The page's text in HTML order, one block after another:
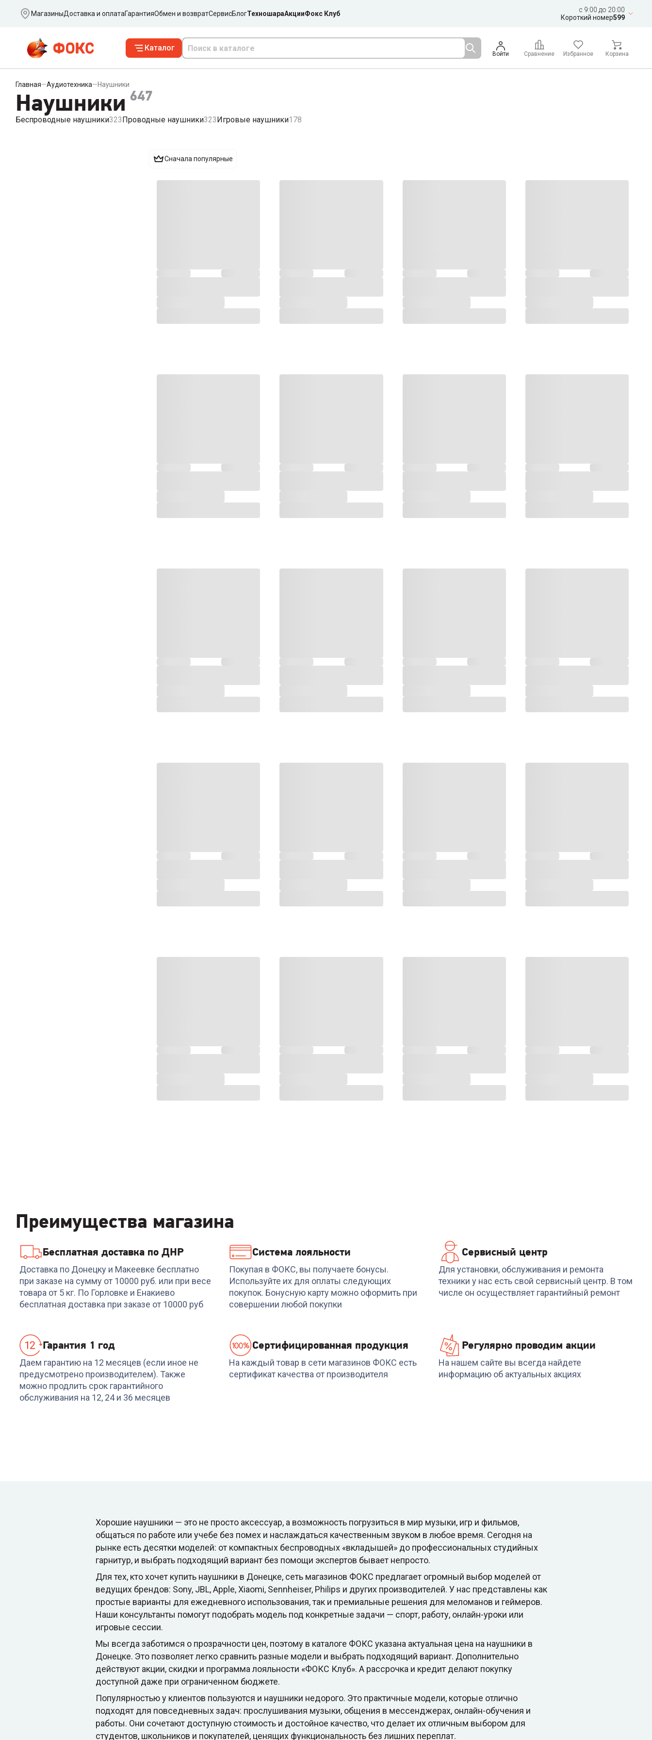
Ваш город
МагазиныДоставка и оплатаГарантияОбмен и возвратСервисБлогТехношараАкцииФокс Клуб
c 9:00 до 20:00
Короткий номер599
Каталог
Войти Сравнение Избранное Корзина
Главная—Аудиотехника—Наушники
Наушники 647
Беспроводные наушники323Проводные наушники323Игровые наушники178
Сначала популярные
Преимущества магазина
Бесплатная доставка по ДНР
Доставка по Донецку и Макеевке бесплатно
при заказе на сумму от 10000 руб. или при весе
товара от 5 кг. По Горловке и Енакиево
бесплатная доставка при заказе от 10000 руб
Система лояльности
Покупая в ФОКС, вы получаете бонусы.
Используйте их для оплаты следующих
покупок. Бонусную карту можно оформить при
совершении любой покупки
Сервисный центр
Для установки, обслуживания и ремонта
техники у нас есть свой сервисный центр. В том
числе он осуществляет гарантийный ремонт
Гарантия 1 год
Даем гарантию на 12 месяцев (если иное не
предусмотрено производителем). Также
можно продлить срок гарантийного
обслуживания на 12, 24 и 36 месяцев
Cертифицированная продукция
На каждый товар в сети магазинов ФОКС есть
сертификат качества от производителя
Регулярно проводим акции
На нашем сайте вы всегда найдете
информацию об актуальных акциях
Хорошие наушники — это не просто аксессуар, а возможность погрузиться в мир музыки, игр и фильмов,
общаться по работе или учебе без помех и наслаждаться качественным звуком в любое время. Сегодня на
рынке есть десятки моделей: от компактных беспроводных «вкладышей» до профессиональных студийных
гарнитур, и выбрать подходящий вариант без помощи экспертов бывает непросто.
Для тех, кто хочет купить наушники в Донецке, сеть магазинов ФОКС предлагает огромный выбор моделей от
ведущих брендов: Sony, JBL, Apple, Xiaomi, Sennheiser, Philips и других производителей. У нас представлены как
простые варианты для ежедневного использования, так и премиальные решения для меломанов и геймеров.
Наши консультанты помогут подобрать модель под конкретные задачи — спорт, работу, онлайн-уроки или
игровые сессии.
Мы всегда заботимся о прозрачности цен, поэтому в каталоге ФОКС указана актуальная цена на наушники в
Донецке. Это позволяет легко сравнить разные модели и выбрать подходящий вариант. Дополнительно
действуют акции, скидки и программа лояльности «ФОКС Клуб». А рассрочка и кредит делают покупку
доступной даже при ограниченном бюджете.
Популярностью у клиентов пользуются и наушники недорого. Это практичные модели, которые отлично
подходят для повседневных задач: прослушивания музыки, общения в мессенджерах, онлайн-обучения и
работы. Они сочетают доступную стоимость и достойное качество, что делает их отличным выбором для
студентов, школьников и покупателей, ценящих функциональность без лишних переплат.